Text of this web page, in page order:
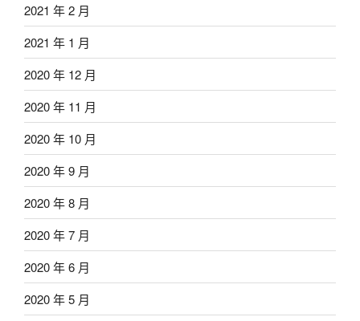
2021 年 2 月
2021 年 1 月
2020 年 12 月
2020 年 11 月
2020 年 10 月
2020 年 9 月
2020 年 8 月
2020 年 7 月
2020 年 6 月
2020 年 5 月